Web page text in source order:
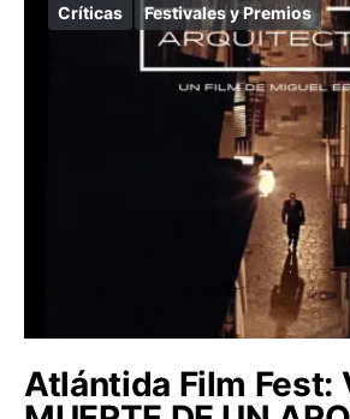
Críticas Festivales y Premios
Atlántida Film Fest: